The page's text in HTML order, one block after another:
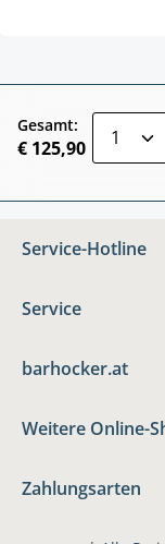
Gesamt:
€ 125,90
Service-Hotline
Service
barhocker.at
Weitere Online-
Zahlungsarten